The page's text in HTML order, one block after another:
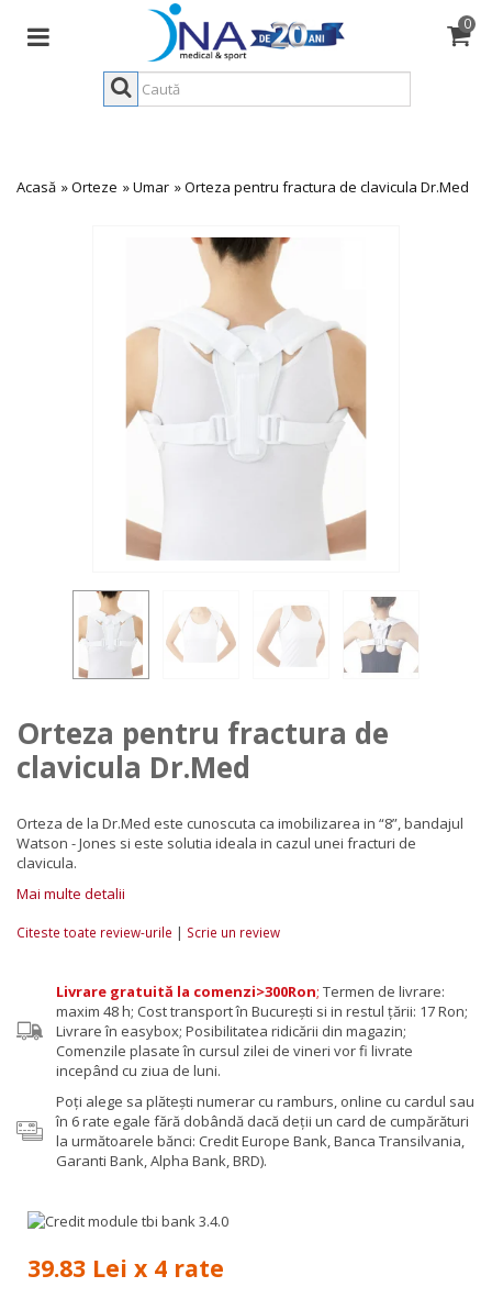
0
Acasă »Orteze »Umar »Orteza pentru fractura de clavicula Dr.Med
Orteza pentru fractura de
clavicula Dr.Med
Orteza de la Dr.Med este cunoscuta ca imobilizarea in “8”, bandajul
Watson - Jones si este solutia ideala in cazul unei fracturi de
clavicula.
Mai multe detalii
Citeste toate review-urile | Scrie un review
Livrare gratuită la comenzi>300Ron; Termen de livrare:
maxim 48 h; Cost transport în București si in restul țării: 17 Ron;
Livrare în easybox; Posibilitatea ridicării din magazin;
Comenzile plasate în cursul zilei de vineri vor fi livrate
incepând cu ziua de luni.
Poţi alege sa plăteşti numerar cu ramburs, online cu cardul sau
în 6 rate egale fără dobândă dacă deții un card de cumpărături
la următoarele bănci: Credit Europe Bank, Banca Transilvania,
Garanti Bank, Alpha Bank, BRD).
39.83 Lei x 4 rate